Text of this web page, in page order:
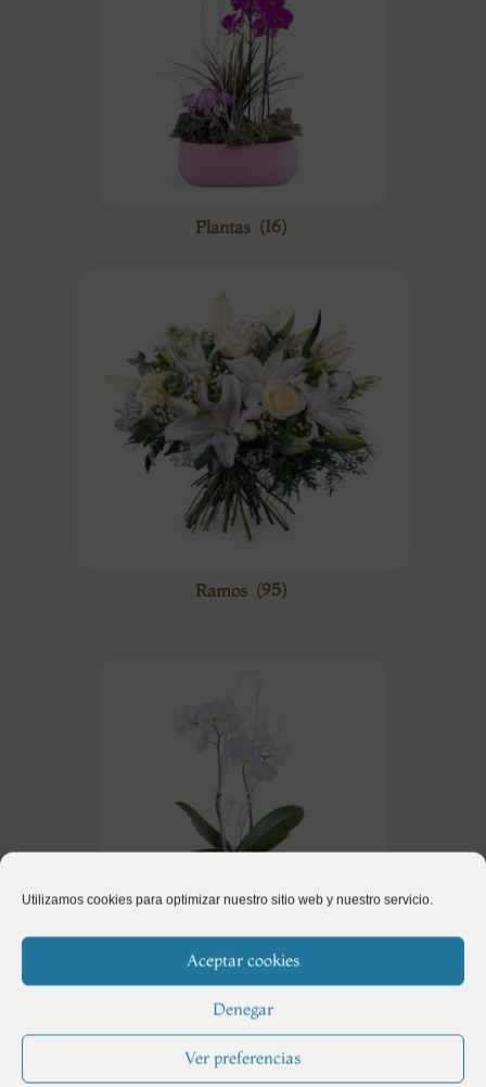
Utilizamos cookies para optimizar nuestro sitio web y nuestro servicio.
Aceptar cookies
Denegar
Ver preferencias
Plantas (16)
Ramos (95)
Regalos(115)